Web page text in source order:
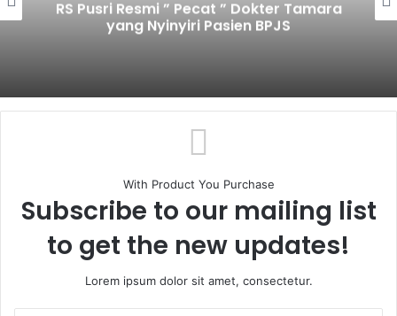
Palembang Targetkan Lebih Banyak
Sekolah Raih Predikat Adiwiyata
With Product You Purchase
Subscribe to our mailing list
to get the new updates!
Lorem ipsum dolor sit amet, consectetur.